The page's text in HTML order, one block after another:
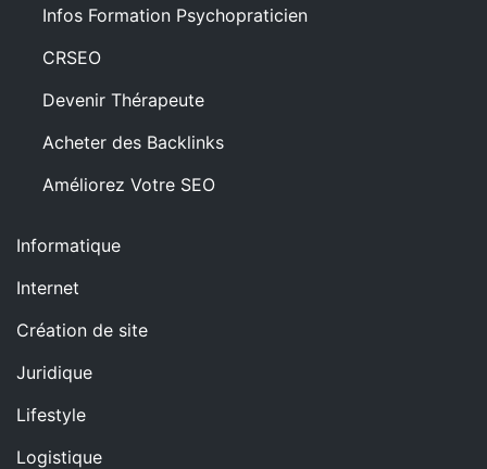
Infos Formation Psychopraticien
CRSEO
Devenir Thérapeute
Acheter des Backlinks
Améliorez Votre SEO
Informatique
Internet
Création de site
Juridique
Lifestyle
Logistique